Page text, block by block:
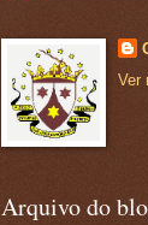
Ver
Arquivo do